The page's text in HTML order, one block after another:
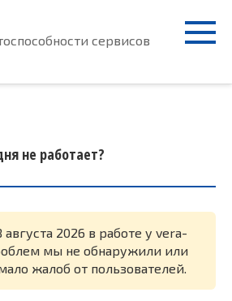
сервисов
не работает?
августа 2026 в работе у vera-
мы не обнаружили или
жалоб от пользователей.